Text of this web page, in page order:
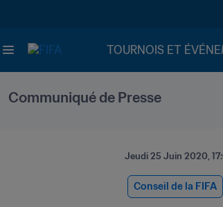
TOURNOIS ET
Communiqué de Presse
Jeudi 25 Juin 2020,
Conseil de la FIFA